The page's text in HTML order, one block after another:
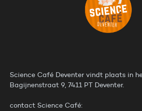
Science Café Deventer vindt plaats in
Bagijnenstraat 9, 7411 PT Deventer.
contact Science Café: